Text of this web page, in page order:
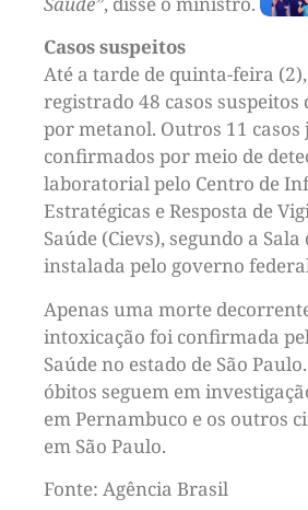
Casos suspeitos
Até a tarde de quinta-feira
registrado 48 casos suspeitos
por metanol. Outros 11
confirmados por meio de
laboratorial pelo Centro de
Estratégicas e Resposta de
Saúde (Cievs), segundo a Sala
instalada pelo governo
Apenas uma morte
intoxicação foi confirmada
Saúde no estado de São
óbitos seguem em
em Pernambuco e os outros
em São Paulo.
Fonte: Agência Brasil